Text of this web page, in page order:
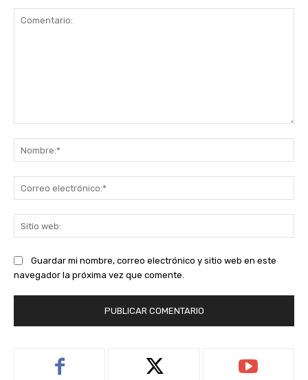
Guardar mi nombre, correo electrónico y sitio web en este
navegador la próxima vez que comente.